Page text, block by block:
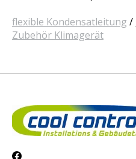
flexible Kondensatleitung /
Zubehör Klimagerät